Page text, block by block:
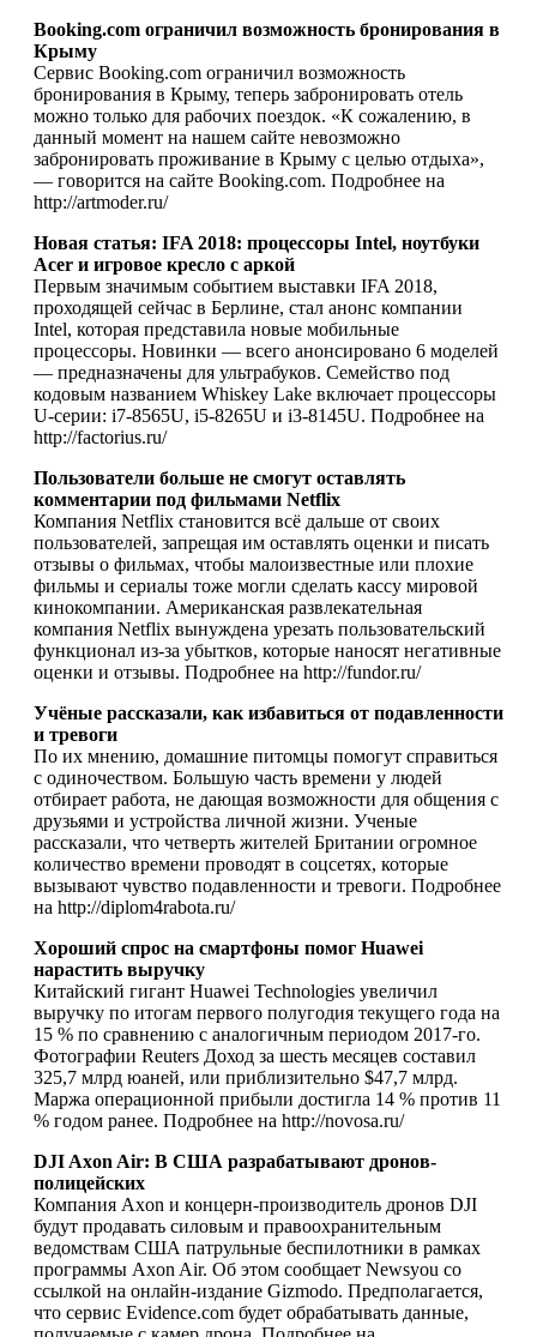
Booking.com ограничил возможность бронирования в
Крыму
Сервис Booking.com ограничил возможность
бронирования в Крыму, теперь забронировать отель
можно только для рабочих поездок. «К сожалению, в
данный момент на нашем сайте невозможно
забронировать проживание в Крыму с целью отдыха»,
— говорится на сайте Booking.com. Подробнее на
http://artmoder.ru/
Новая статья: IFA 2018: процессоры Intel, ноутбуки
Acer и игровое кресло с аркой
Первым значимым событием выставки IFA 2018,
проходящей сейчас в Берлине, стал анонс компании
Intel, которая представила новые мобильные
процессоры. Новинки — всего анонсировано 6 моделей
— предназначены для ультрабуков. Семейство под
кодовым названием Whiskey Lake включает процессоры
U-серии: i7-8565U, i5-8265U и i3-8145U. Подробнее на
http://factorius.ru/
Пользователи больше не смогут оставлять
комментарии под фильмами Netflix
Компания Netflix становится всё дальше от своих
пользователей, запрещая им оставлять оценки и писать
отзывы о фильмах, чтобы малоизвестные или плохие
фильмы и сериалы тоже могли сделать кассу мировой
кинокомпании. Американская развлекательная
компания Netflix вынуждена урезать пользовательский
функционал из-за убытков, которые наносят негативные
оценки и отзывы. Подробнее на http://fundor.ru/
Учёные рассказали, как избавиться от подавленности
и тревоги
По их мнению, домашние питомцы помогут справиться
с одиночеством. Большую часть времени у людей
отбирает работа, не дающая возможности для общения с
друзьями и устройства личной жизни. Ученые
рассказали, что четверть жителей Британии огромное
количество времени проводят в соцсетях, которые
вызывают чувство подавленности и тревоги. Подробнее
на http://diplom4rabota.ru/
Хороший спрос на смартфоны помог Huawei
нарастить выручку
Китайский гигант Huawei Technologies увеличил
выручку по итогам первого полугодия текущего года на
15 % по сравнению с аналогичным периодом 2017-го.
Фотографии Reuters Доход за шесть месяцев составил
325,7 млрд юаней, или приблизительно $47,7 млрд.
Маржа операционной прибыли достигла 14 % против 11
% годом ранее. Подробнее на http://novosa.ru/
DJI Axon Air: В США разрабатывают дронов-
полицейских
Компания Axon и концерн-производитель дронов DJI
будут продавать силовым и правоохранительным
ведомствам США патрульные беспилотники в рамках
программы Axon Air. Об этом сообщает Newsyou со
ссылкой на онлайн-издание Gizmodo. Предполагается,
что сервис Evidence.com будет обрабатывать данные,